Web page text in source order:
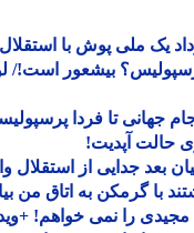
ملی پوش با استقلال
بیشعور است!/
تا فردا
آپدیت!
جدایی از استقلال
گرمکن به اتاق من
را نمی خواهم! +ویدیو